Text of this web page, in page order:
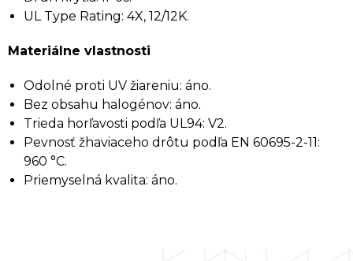
UL Type Rating: 4X, 12/12K.
Materiálne vlastnosti
Odolné proti UV žiareniu: áno.
Bez obsahu halogénov: áno.
Trieda horľavosti podľa UL94: V2.
Pevnosť žhaviaceho drôtu podľa EN 60695-2-11:
960 °C.
Priemyselná kvalita: áno.